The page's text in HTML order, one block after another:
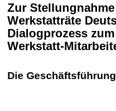
Zur
Werkstatträte
Dialogprozess
Werkstatt-
Die